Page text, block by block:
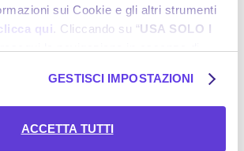
sui Cookie e gli altri strumenti
qui . Cliccando su “USA SOLO I
acconsentire al posizionamento e
Cookie e gli altri strumenti di
“ACCETTA TUTTI
GESTISCI IMPOSTAZIONI
ACCETTA TUTTI
un modello di assicurazione auto
tecnologia, semplicità e sostenibilità.
digitali intuitivi e piena trasparenza
nel rispetto delle normative europee
su BeRebelescegli legaranzie più